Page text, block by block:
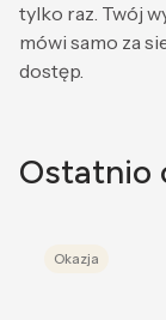
tylko raz. Twój
mówi samo za
dostęp.
Ostatnio
Okazja